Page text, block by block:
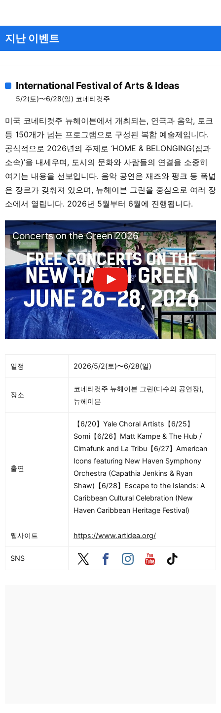
지난 이벤트
International Festival of Arts & Ideas
5/2(토)〜6/28(일) 코네티컷주
미국 코네티컷주 뉴헤이븐에서 개최되는, 연극과 음악, 토크
등 150개가 넘는 프로그램으로 구성된 복합 예술제입니다.
공식적으로 2026년의 주제로 ‘HOME & BELONGING(집과
소속)’을 내세우며, 도시의 문화와 사람들의 연결을 소중히
여기는 내용을 선보입니다. 음악 공연은 재즈와 펑크 등 폭넓
은 장르가 갖춰져 있으며, 뉴헤이븐 그린을 중심으로 여러 장
소에서 열립니다. 2026년 5월부터 6월에 진행됩니다.
Concerts on the Green 2026
일정 2026/5/2(토)〜6/28(일)
장소
코네티컷주 뉴헤이븐 그린(다수의 공연장),
뉴헤이븐
출연
【6/20】Yale Choral Artists【6/25】
Somi【6/26】Matt Kampe & The Hub /
Cimafunk and La Tribu【6/27】American
Icons featuring New Haven Symphony
Orchestra (Capathia Jenkins & Ryan
Shaw)【6/28】Escape to the Islands: A
Caribbean Cultural Celebration (New
Haven Caribbean Heritage Festival)
웹사이트 https://www.artidea.org/
SNS